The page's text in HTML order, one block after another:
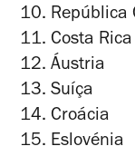
República
Costa Rica
Áustria
Suíça
Croácia
Eslovénia